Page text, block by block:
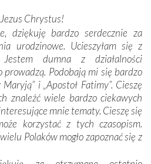
się, że Maryja swoją opieką
lecz wszystkie nacje, które
każdą osobę, która zawierza
historia wierności Bogu i
władców. Trudne momenty w
jak i zbiorowym, przypominają o
o własną duszę i o łaskę
przynosi pomyślność –
Odstępstwo owocuje
Chrystus!
dziękuję bardzo serdecznie za
urodzinowe. Ucieszyłam się z
dumna z działalności
Podobają mi się bardzo
i „Apostoł Fatimy”. Cieszę
znaleźć wiele bardzo ciekawych
mnie tematy. Cieszę się
korzystać z tych czasopism.
Polaków mogło zapoznać się z